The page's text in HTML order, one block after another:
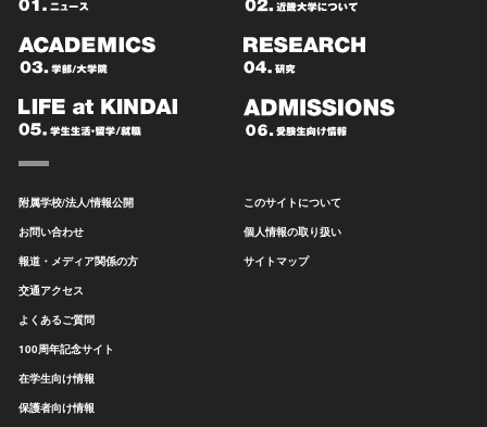
附属学校/法人/情報公開
お問い合わせ
報道・メディア関係の方
交通アクセス
よくあるご質問
100周年記念サイト
在学生向け情報
保護者向け情報
このサイトについて
個人情報の取り扱い
サイトマップ